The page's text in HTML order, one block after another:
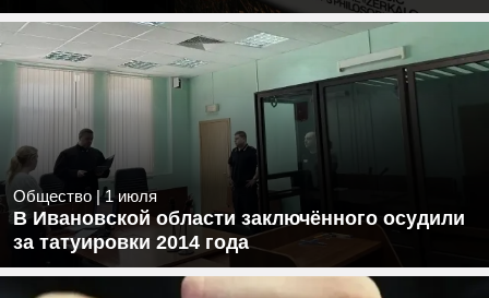
Общество |1 июля
В Ивановской области заключённого осудили
за татуировки 2014 года